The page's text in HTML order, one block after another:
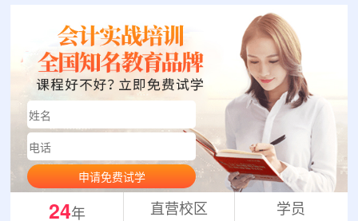
申请免费试学
24年 直营校区 学员